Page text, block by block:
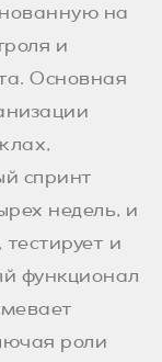
на
и
Основная
спринт
недель, и
и
функционал
роли